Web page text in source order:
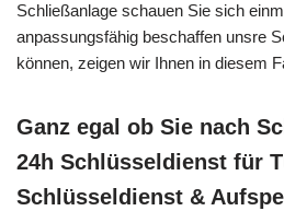
Schließanlage schauen Sie sich
anpassungsfähig beschaffen unsre
können, zeigen wir Ihnen in diesem
Ganz egal ob Sie nach
24h Schlüsseldienst für
Schlüsseldienst &